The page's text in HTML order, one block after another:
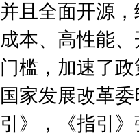
并且全面开源，
成本、高性能
门槛，加速了
国家发展改革
引》，《指引